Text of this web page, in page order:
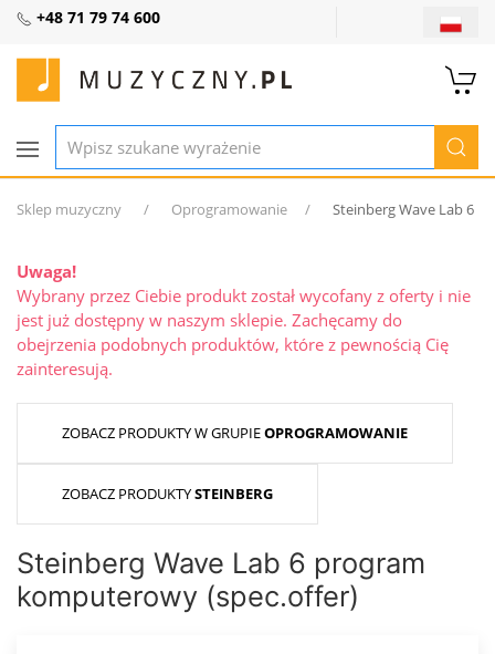
+48 71 79 74 600
Sklep muzyczny Oprogramowanie Steinberg Wave Lab 6
Uwaga!
Wybrany przez Ciebie produkt został wycofany z oferty i nie
jest już dostępny w naszym sklepie. Zachęcamy do
obejrzenia podobnych produktów, które z pewnością Cię
zainteresują.
ZOBACZ PRODUKTY W GRUPIEOPROGRAMOWANIE
ZOBACZ PRODUKTYSTEINBERG
Steinberg Wave Lab 6 program
komputerowy (spec.offer)